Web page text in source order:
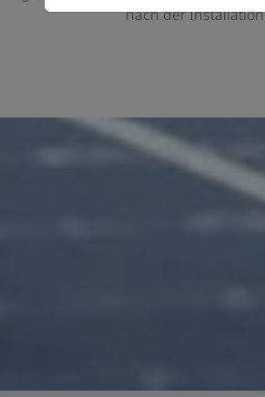
nach der